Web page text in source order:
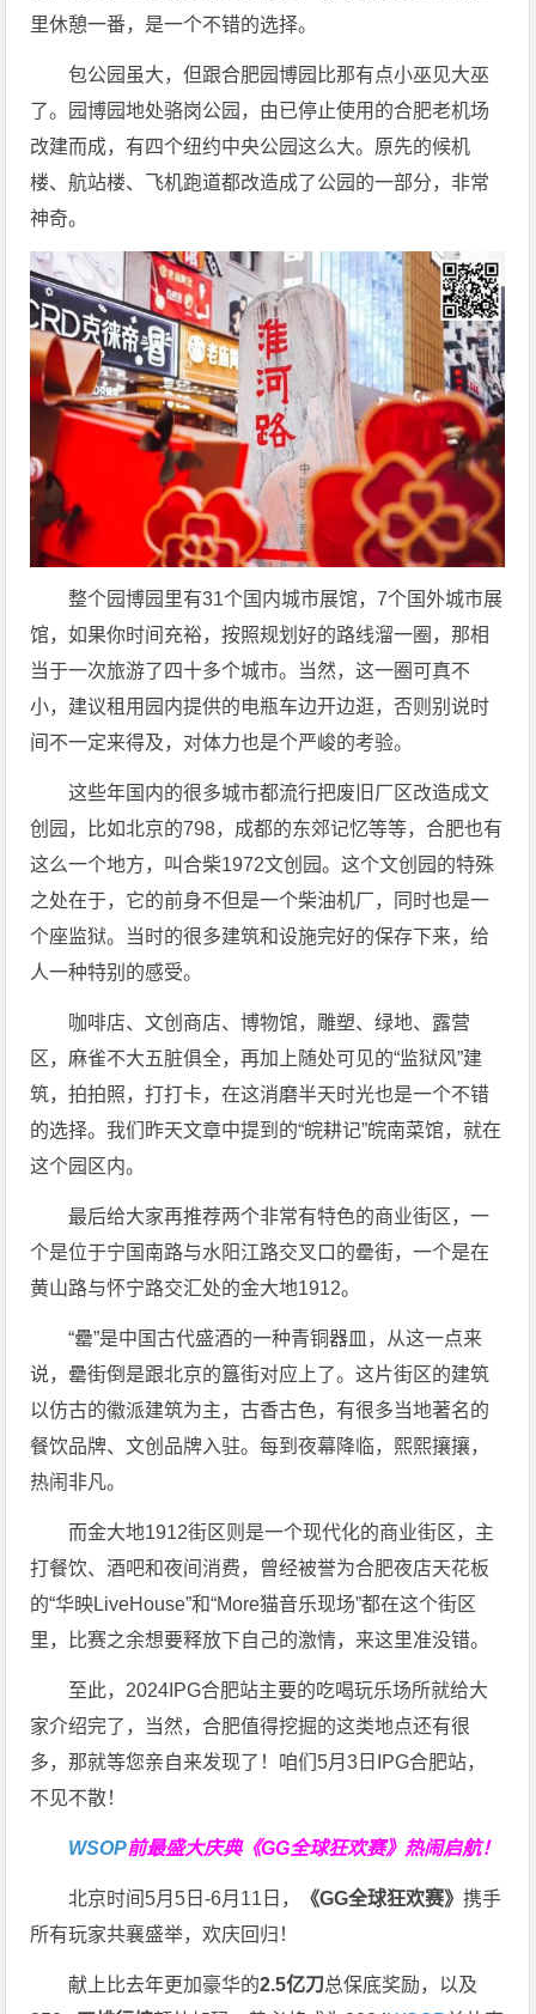
里休憩一番，是一个不错的选择。
包公园虽大，但跟合肥园博园比那有点小巫见大巫
了。园博园地处骆岗公园，由已停止使用的合肥老机场
改建而成，有四个纽约中央公园这么大。原先的候机
楼、航站楼、飞机跑道都改造成了公园的一部分，非常
神奇。
整个园博园里有31个国内城市展馆，7个国外城市展
馆，如果你时间充裕，按照规划好的路线溜一圈，那相
当于一次旅游了四十多个城市。当然，这一圈可真不
小，建议租用园内提供的电瓶车边开边逛，否则别说时
间不一定来得及，对体力也是个严峻的考验。
这些年国内的很多城市都流行把废旧厂区改造成文
创园，比如北京的798，成都的东郊记忆等等，合肥也有
这么一个地方，叫合柴1972文创园。这个文创园的特殊
之处在于，它的前身不但是一个柴油机厂，同时也是一
个座监狱。当时的很多建筑和设施完好的保存下来，给
人一种特别的感受。
咖啡店、文创商店、博物馆，雕塑、绿地、露营
区，麻雀不大五脏俱全，再加上随处可见的“监狱风”建
筑，拍拍照，打打卡，在这消磨半天时光也是一个不错
的选择。我们昨天文章中提到的“皖耕记”皖南菜馆，就在
这个园区内。
最后给大家再推荐两个非常有特色的商业街区，一
个是位于宁国南路与水阳江路交叉口的罍街，一个是在
黄山路与怀宁路交汇处的金大地1912。
“罍”是中国古代盛酒的一种青铜器皿，从这一点来
说，罍街倒是跟北京的簋街对应上了。这片街区的建筑
以仿古的徽派建筑为主，古香古色，有很多当地著名的
餐饮品牌、文创品牌入驻。每到夜幕降临，熙熙攘攘，
热闹非凡。
而金大地1912街区则是一个现代化的商业街区，主
打餐饮、酒吧和夜间消费，曾经被誉为合肥夜店天花板
的“华映LiveHouse”和“More猫音乐现场”都在这个街区
里，比赛之余想要释放下自己的激情，来这里准没错。
至此，2024IPG合肥站主要的吃喝玩乐场所就给大
家介绍完了，当然，合肥值得挖掘的这类地点还有很
多，那就等您亲自来发现了！咱们5月3日IPG合肥站，
不见不散！
WSOP前最盛大庆典《GG全球狂欢赛》 热闹启航！
北京时间5月5日-6月11日， 《GG全球狂欢赛》携手
所有玩家共襄盛举，欢庆回归！
献上比去年更加豪华的2.5亿刀总保底奖励，以及